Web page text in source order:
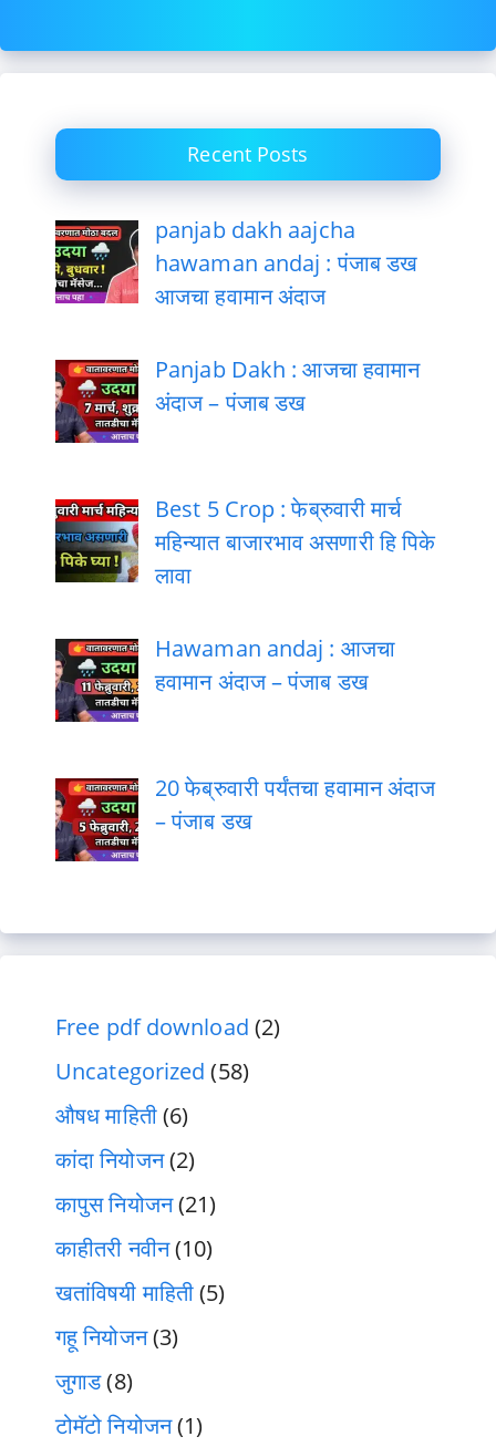
Recent Posts
panjab dakh aajcha
hawaman andaj : पंजाब डख
आजचा हवामान अंदाज
Panjab Dakh : आजचा हवामान
अंदाज – पंजाब डख
Best 5 Crop : फेब्रुवारी मार्च
महिन्यात बाजारभाव असणारी हि पिके
लावा
Hawaman andaj : आजचा
हवामान अंदाज – पंजाब डख
20 फेब्रुवारी पर्यंतचा हवामान अंदाज
– पंजाब डख
Free pdf download (2)
Uncategorized (58)
औषध माहिती(6)
कांदा नियोजन(2)
कापुस नियोजन(21)
काहीतरी नवीन(10)
खतांविषयी माहिती(5)
गहू नियोजन(3)
जुगाड(8)
टोमॅटो नियोजन(1)